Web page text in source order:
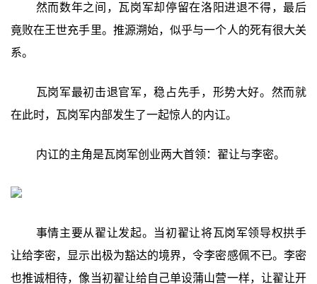
然而数年之间，瓦岗军却停留在洛阳进退不得，最后
竟败在王世充手里。推源溯始，似乎与一个人的死有很大关
系。
瓦岗军最初击退官军，稳占先手，形势大好。然而就
在此时，瓦岗军内部发生了一起惊人的内讧。
内讧的主角是瓦岗军创业两大首领：翟让与李密。
事情主要从翟让发起。当初翟让将瓦岗军领导权拱手
让给李密，显示出极为豁达的境界，令李密感佩不已。李密
也推诚相待，像当初翟让给自己单设蒲山营一样，让翟让开